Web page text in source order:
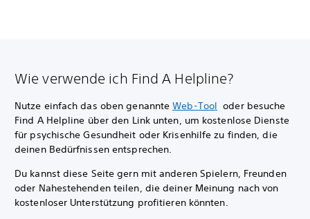
Wie verwende ich Find A Helpline?
Nutze einfach das oben genannteWeb-Tool oder besuche
Find A Helpline über den Link unten, um kostenlose Dienste
für psychische Gesundheit oder Krisenhilfe zu finden, die
deinen Bedürfnissen entsprechen.
Du kannst diese Seite gern mit anderen Spielern, Freunden
oder Nahestehenden teilen, die deiner Meinung nach von
kostenloser Unterstützung profitieren könnten.